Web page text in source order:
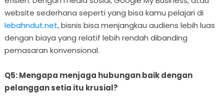
website sederhana seperti yang bisa kamu pelajari di
lebahndut.net, bisnis bisa menjangkau audiens lebih luas
dengan biaya yang relatif lebih rendah dibanding
pemasaran konvensional.
Q5: Mengapa menjaga hubungan baik dengan
pelanggan setia itu krusial?